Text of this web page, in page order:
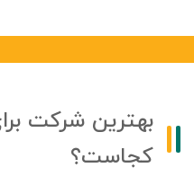
بهترین شرکت
کجاست؟